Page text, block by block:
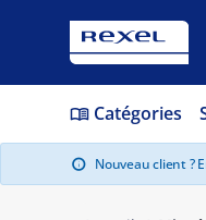
menu_book Catégories
info Nouveau client ?